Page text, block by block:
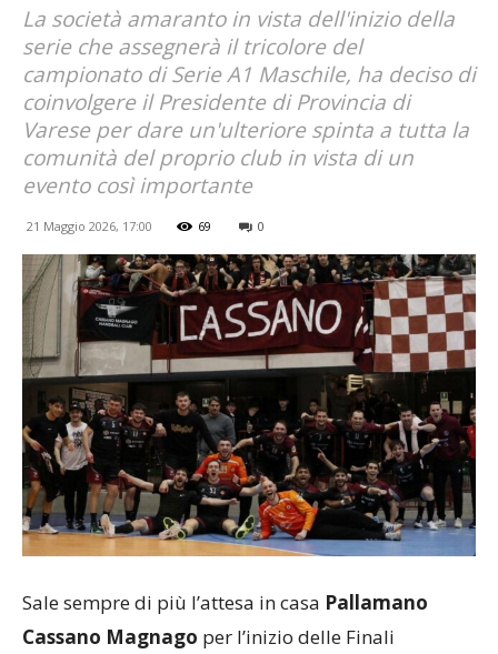
La società amaranto in vista dell'inizio della
serie che assegnerà il tricolore del
campionato di Serie A1 Maschile, ha deciso di
coinvolgere il Presidente di Provincia di
Varese per dare un'ulteriore spinta a tutta la
comunità del proprio club in vista di un
evento così importante
21 Maggio 2026, 17:00 69 0
Sale sempre di più l’attesa in casa Pallamano
Cassano Magnago per l’inizio delle Finali